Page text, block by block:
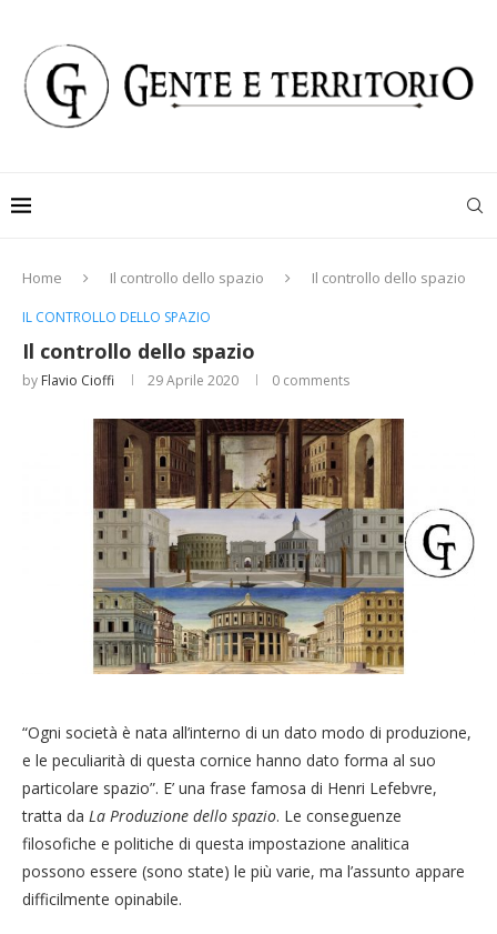
Home Il controllo dello spazio Il controllo dello spazio
IL CONTROLLO DELLO SPAZIO
Il controllo dello spazio
by Flavio Cioffi 29 Aprile 2020 0 comments
“Ogni società è nata all’interno di un dato modo di produzione,
e le peculiarità di questa cornice hanno dato forma al suo
particolare spazio”. E’ una frase famosa di Henri Lefebvre,
tratta da La Produzione dello spazio. Le conseguenze
filosofiche e politiche di questa impostazione analitica
possono essere (sono state) le più varie, ma l’assunto appare
difficilmente opinabile.